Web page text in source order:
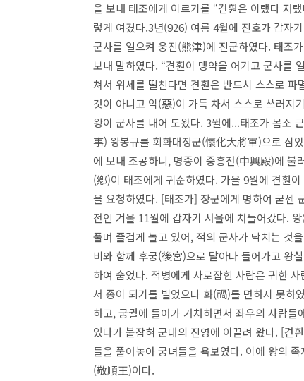
을 보내 태조에게 이르기를 “견훤은 이랬다 저
렇게 여겼다.3년(926) 여름 4월에 진호가 갑자
군사를 일으켜 웅진(熊津)에 진군하였다. 태조
보내 말하였다. “견훤이 맹약을 어기고 군사를
쳐서 위세를 떨친다면 견훤은 반드시 스스로
것이 아니고 악(惡)이 가득 차서 스스로 쓰러지
왕이 군사를 내어 도왔다. 3월에...태조가 몸소
事) 왕봉규를 회화대장군(懷化大將軍)으로 삼
에 보내 조공하니, 명종이 중흥전(中興殿)에
(鄕)이 태조에게 귀순하였다. 가을 9월에 견훤
을 요청하였다. [태조가] 장군에게 명하여 굳센
전인 겨울 11월에 갑자기 서울에 쳐들어갔다.
풀며 즐겁게 놀고 있어, 적의 군사가 닥치는 것
비와 함께 후궁(後宮)으로 달아나 들어가고 왕
하여 숨었다. 적병에게 사로잡힌 사람은 귀한
서 종이 되기를 빌었으나 화(禍)를 면하지 못하
하고, 궁궐에 들어가 거처하면서 좌우의 사람
있다가 붙잡혀 군대의 진영에 이끌려 왔다. [견
들을 풀어놓아 궁녀들을 욕보였다. 이에 왕의
(敬順王)이다.